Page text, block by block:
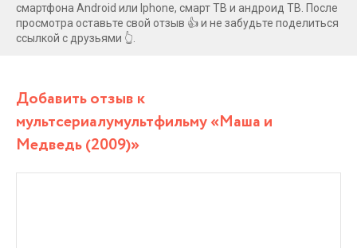
смартфона Android или Iphone, смарт ТВ и андроид ТВ. После
просмотра оставьте свой отзыв 👍 и не забудьте поделиться
ссылкой с друзьями 👆.
Добавить отзыв к
мультсериалумультфильму «Маша и
Медведь (2009)»